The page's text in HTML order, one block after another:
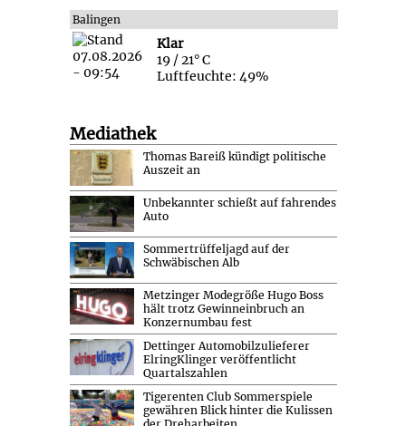
Balingen
Klar
19 / 21° C
Luftfeuchte: 49%
Mediathek
Thomas Bareiß kündigt politische
Auszeit an
Unbekannter schießt auf fahrendes
Auto
Sommertrüffeljagd auf der
Schwäbischen Alb
Metzinger Modegröße Hugo Boss
hält trotz Gewinneinbruch an
Konzernumbau fest
Dettinger Automobilzulieferer
ElringKlinger veröffentlicht
Quartalszahlen
Tigerenten Club Sommerspiele
gewähren Blick hinter die Kulissen